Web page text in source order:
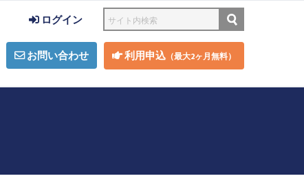
ログイン
お問い合わせ 利用申込 （最大2ヶ月無料）